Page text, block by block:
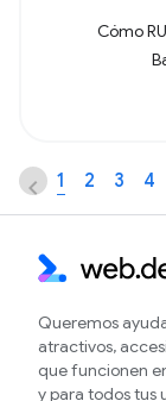
Cómo
1 2 3 4
Queremos
atractivos,
que funcionen
y para todos tus